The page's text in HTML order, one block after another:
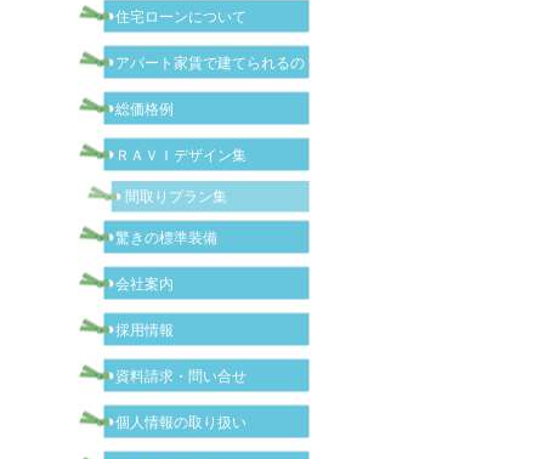
住宅ローンについて
アパート家賃で建てられるの？
総価格例
ＲＡＶＩデザイン集
間取りプラン集
驚きの標準装備
会社案内
採用情報
資料請求・問い合せ
個人情報の取り扱い